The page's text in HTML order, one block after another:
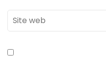
Site
web